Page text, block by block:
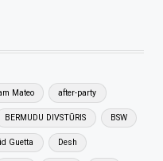
Mateo after-party
BERMUDU DIVSTŪRIS BSW
Guetta Desh